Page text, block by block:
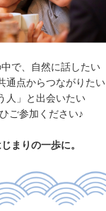
で、自然に話したい
通点からつながりたい
人」と出会いたい
ご参加ください♪
まりの一歩に。